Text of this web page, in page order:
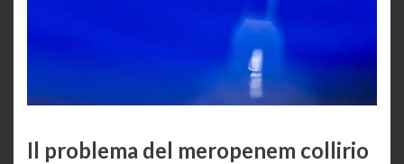
Il problema del meropenem collirio